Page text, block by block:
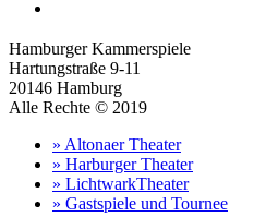
Hamburger Kammerspiele
Hartungstraße 9-11
20146 Hamburg
Alle Rechte © 2019
» Altonaer Theater
» Harburger Theater
» LichtwarkTheater
» Gastspiele und Tournee